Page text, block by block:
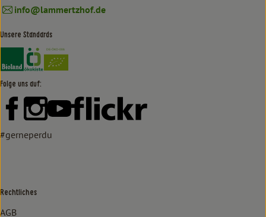
info@lammertzhof.de
Unsere Standards
Externer Link zu https://www.bioland.de/verbraucher
Externer Link zu https://www.oekokiste.de/
Folge uns auf:
Externer Link zu https://www.facebook.com/lammertzhof/
Externer Link zu https://www.instagram.com/
Externer Link zu https://www.youtube.com/
Externer Link zu https://
#gerneperdu
Rechtliches
AGB